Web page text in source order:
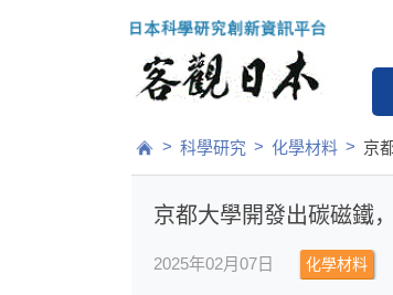
> 科學研究 > 化學材料 > 京
京都大學開發出碳磁鐵
2025年02月07日 化學材料